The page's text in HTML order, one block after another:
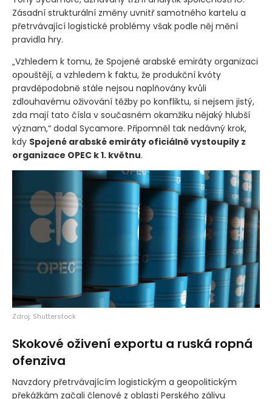
Zásadní strukturální změny uvnitř samotného kartelu a
přetrvávající logistické problémy však podle něj mění
pravidla hry.
„Vzhledem k tomu, že Spojené arabské emiráty organizaci
opouštějí, a vzhledem k faktu, že produkční kvóty
pravděpodobně stále nejsou naplňovány kvůli
zdlouhavému oživování těžby po konfliktu, si nejsem jistý,
zda mají tato čísla v současném okamžiku nějaký hlubší
význam,“ dodal Sycamore. Připomněl tak nedávný krok,
kdy Spojené arabské emiráty oficiálně vystoupily z
organizace OPEC k 1. květnu.
Zdroj: Shutterstock
Skokové oživení exportu a ruská ropná
ofenziva
Navzdory přetrvávajícím logistickým a geopolitickým
překážkám začali členové z oblasti Perského zálivu